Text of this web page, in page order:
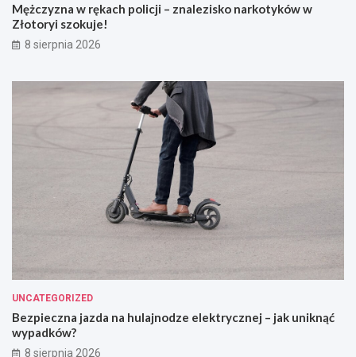
Mężczyzna w rękach policji – znalezisko narkotyków w
Złotoryi szokuje!
8 sierpnia 2026
UNCATEGORIZED
Bezpieczna jazda na hulajnodze elektrycznej – jak uniknąć
wypadków?
8 sierpnia 2026